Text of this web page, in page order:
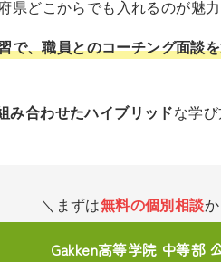
県どこからでも入れるのが魅力
で、職員とのコーチング面談
み合わせたハイブリッドな学
＼まずは無料の個別相談
Gakken高等学院 中等部